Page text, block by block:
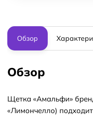
Обзор
Обзор
Щетка «Амальфи»
«Лимончелло)